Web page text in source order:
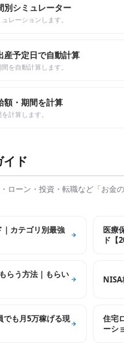
別シミュレーター
レーションします。
産予定日で自動計算
を自動計算します。
額・期間を計算
計算します。
ド
ローン・投資・転職など「お金
カテゴリ別最強
医療
ド【
らう方法｜もらい
NISA
でも月5万稼げる現
住宅
ーシ